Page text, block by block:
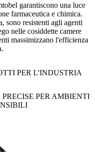
garantiscono una luce
farmaceutica e chimica.
sono resistenti agli agenti
nelle cosiddette camere
massimizzano l'efficienza
PER L'INDUSTRIA
PER AMBIENTI